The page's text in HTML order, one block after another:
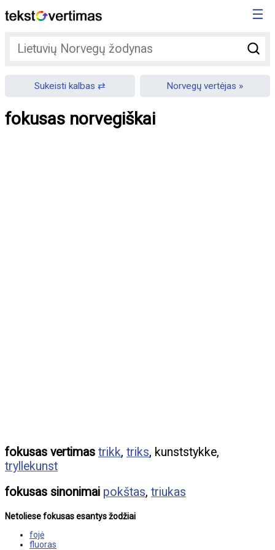
☰
Sukeisti kalbas Norvegų vertėjas
fokusas norvegiškai
fokusas vertimas trikk, triks, kunststykke,
tryllekunst
fokusas sinonimai pokštas, triukas
Netoliese fokusas esantys žodžiai
fojė
fluoras